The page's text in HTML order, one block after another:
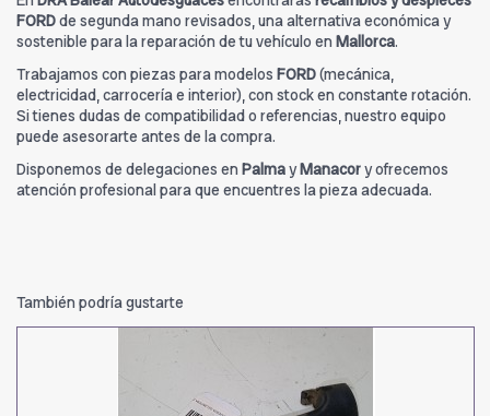
FORDde segunda mano revisados, una alternativa económica y
sostenible para la reparación de tu vehículo en Mallorca.
Trabajamos con piezas para modelos FORD(mecánica,
electricidad, carrocería e interior), con stock en constante rotación.
Si tienes dudas de compatibilidad o referencias, nuestro equipo
puede asesorarte antes de la compra.
Disponemos de delegaciones en PalmayManacory ofrecemos
atención profesional para que encuentres la pieza adecuada.
También podría gustarte